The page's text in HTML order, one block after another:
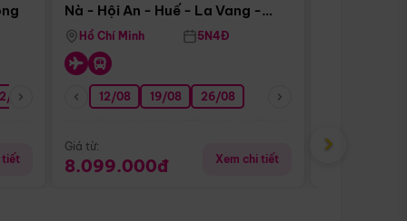
08 26/08 05/09 09/09 12/09
tiết
Nà - Hội An - Huế - La Vang -
Động Thiên Đường
Hồ Chí Minh 5N4Đ
12/08 19/08 26/08
Giá từ:
8.099.000đ Xem chi tiết
Giá từ:
›